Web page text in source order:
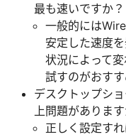
最も速いですか？
一般的には
安定した速度
状況によって
試すのがおすす
デスクトップシ
上問題があります
正しく設定す